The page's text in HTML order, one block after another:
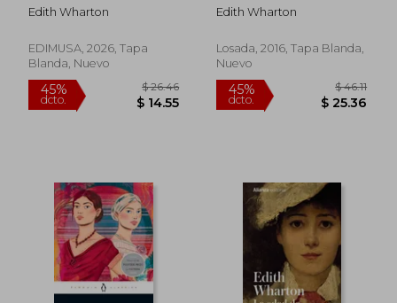
45%
dcto. $ 23.02
45%
dcto.
Edith Wharton
EDIMUSA, 2026, Tapa
Blanda, Nuevo
Edith Wharton
Losada, 2016, Tapa Blanda,
Nuevo